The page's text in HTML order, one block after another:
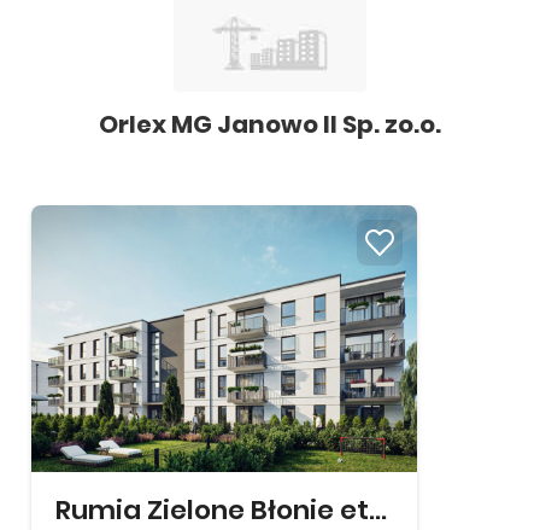
Orlex MG Janowo II Sp. zo.o.
Rumia Zielone Błonie etap III